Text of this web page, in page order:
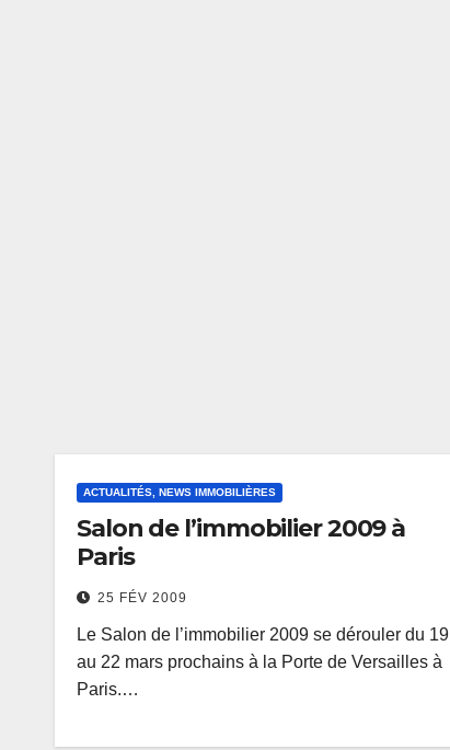
ACTUALITÉS, NEWS IMMOBILIÈRES
Salon de l’immobilier 2009 à
Paris
25 FÉV 2009
Le Salon de l’immobilier 2009 se dérouler du 19
au 22 mars prochains à la Porte de Versailles à
Paris.…